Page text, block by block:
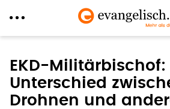
zum
Inhalt
EKD-Militärbischof:
Unterschied
Drohnen und